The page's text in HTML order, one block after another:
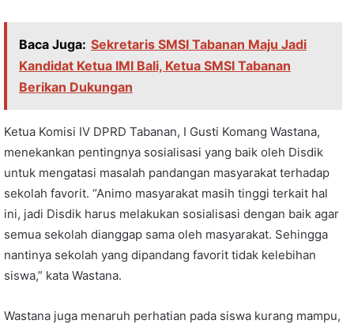
Baca Juga: Sekretaris SMSI Tabanan Maju Jadi
Kandidat Ketua IMI Bali, Ketua SMSI Tabanan
Berikan Dukungan
Ketua Komisi IV DPRD Tabanan, I Gusti Komang Wastana,
menekankan pentingnya sosialisasi yang baik oleh Disdik
untuk mengatasi masalah pandangan masyarakat terhadap
sekolah favorit. “Animo masyarakat masih tinggi terkait hal
ini, jadi Disdik harus melakukan sosialisasi dengan baik agar
semua sekolah dianggap sama oleh masyarakat. Sehingga
nantinya sekolah yang dipandang favorit tidak kelebihan
siswa,” kata Wastana.
Wastana juga menaruh perhatian pada siswa kurang mampu,